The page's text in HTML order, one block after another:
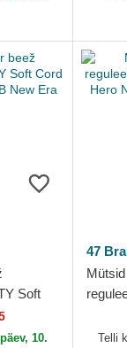
Soft
MLB
10.
47
Bit
MLB
Telli